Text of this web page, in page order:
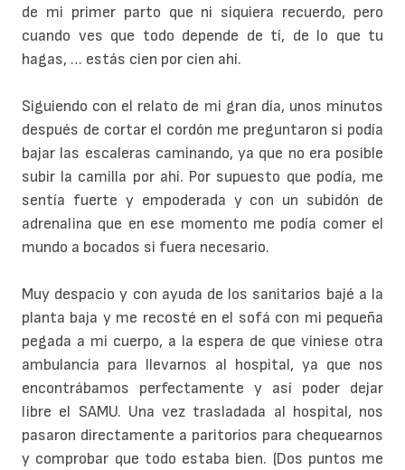
de mi primer parto que ni siquiera recuerdo, pero
cuando ves que todo depende de tí, de lo que tu
hagas, … estás cien por cien ahí.
Siguiendo con el relato de mi gran día, unos minutos
después de cortar el cordón me preguntaron si podía
bajar las escaleras caminando, ya que no era posible
subir la camilla por ahí. Por supuesto que podía, me
sentía fuerte y empoderada y con un subidón de
adrenalina que en ese momento me podía comer el
mundo a bocados si fuera necesario.
Muy despacio y con ayuda de los sanitarios bajé a la
planta baja y me recosté en el sofá con mi pequeña
pegada a mi cuerpo, a la espera de que viniese otra
ambulancia para llevarnos al hospital, ya que nos
encontrábamos perfectamente y así poder dejar
libre el SAMU. Una vez trasladada al hospital, nos
pasaron directamente a paritorios para chequearnos
y comprobar que todo estaba bien. (Dos puntos me